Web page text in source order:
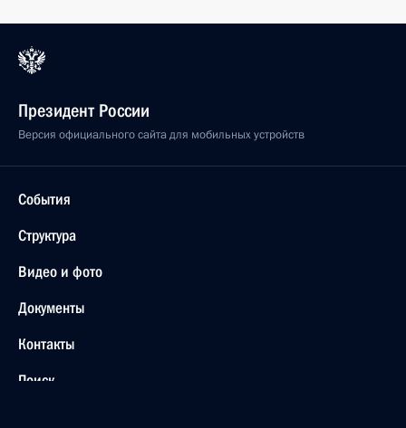
Президент России
Версия официального сайта для мобильных устройств
События
Структура
Видео и фото
Документы
Контакты
Поиск